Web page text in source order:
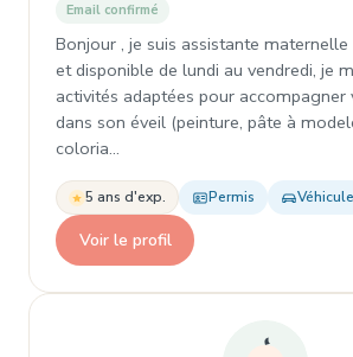
Email confirmé
Bonjour , je suis assistante
et disponible de lundi au vendredi, je
activités adaptées pour
dans son éveil (peinture, pâte à
coloria…
5 ans d'exp. Permis Véhicule
Voir le profil